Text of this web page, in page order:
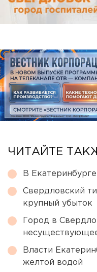
ЧИТАЙТЕ
В
Свердловский
крупный убыток
Город в
Власти
желтой водой